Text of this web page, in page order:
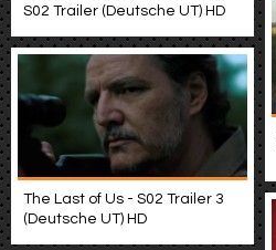
S02 Trailer (Deutsche UT) HD
The Last of Us - S02 Trailer 3
(Deutsche UT) HD